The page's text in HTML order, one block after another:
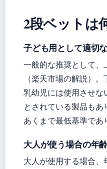
2段ベットは
子ども用として適切
一般的な推奨として、
（楽天市場の解説）
乳幼児には使用させな
とされている製品もあ
あくまで最低基準で
大人が使う場合の年
大人が使用する場合